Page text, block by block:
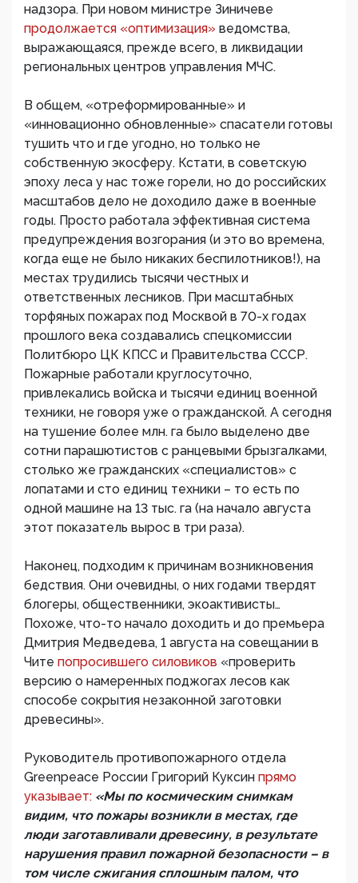
надзора. При новом министре Зиничеве
продолжается «оптимизация» ведомства,
выражающаяся, прежде всего, в ликвидации
региональных центров управления МЧС.
В общем, «отреформированные» и
«инновационно обновленные» спасатели готовы
тушить что и где угодно, но только не
собственную экосферу. Кстати, в советскую
эпоху леса у нас тоже горели, но до российских
масштабов дело не доходило даже в военные
годы. Просто работала эффективная система
предупреждения возгорания (и это во времена,
когда еще не было никаких беспилотников!), на
местах трудились тысячи честных и
ответственных лесников. При масштабных
торфяных пожарах под Москвой в 70-х годах
прошлого века создавались спецкомиссии
Политбюро ЦК КПСС и Правительства СССР.
Пожарные работали круглосуточно,
привлекались войска и тысячи единиц военной
техники, не говоря уже о гражданской. А сегодня
на тушение более млн. га было выделено две
сотни парашютистов с ранцевыми брызгалками,
столько же гражданских «специалистов» с
лопатами и сто единиц техники – то есть по
одной машине на 13 тыс. га (на начало августа
этот показатель вырос в три раза).
Наконец, подходим к причинам возникновения
бедствия. Они очевидны, о них годами твердят
блогеры, общественники, экоактивисты…
Похоже, что-то начало доходить и до премьера
Дмитрия Медведева, 1 августа на совещании в
Чите попросившего силовиков «проверить
версию о намеренных поджогах лесов как
способе сокрытия незаконной заготовки
древесины».
Руководитель противопожарного отдела
Greenpeace России Григорий Куксин прямо
указывает: «Мы по космическим снимкам
видим, что пожары возникли в местах, где
люди заготавливали древесину, в результате
нарушения правил пожарной безопасности – в
том числе сжигания сплошным палом, что